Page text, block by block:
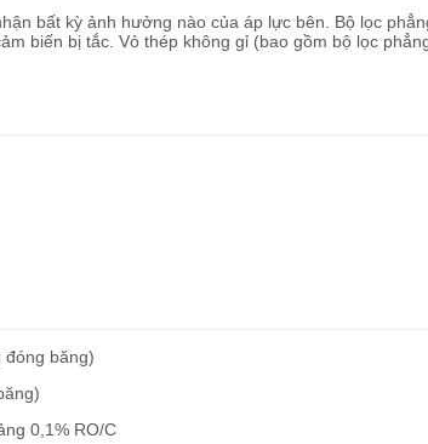
bất kỳ ảnh hưởng nào của áp lực bên. Bộ lọc
biến bị tắc. Vỏ thép không gỉ (bao gồm bộ lọc
đóng băng)
0,1% RO/C